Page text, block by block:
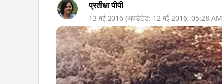
प्रतीक्षा पीपी
13 मई 2016 (अपडेटेड: 12 मई 2016, 05:28 AM